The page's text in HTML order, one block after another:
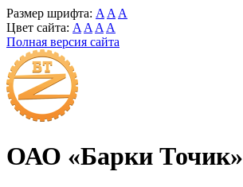
Размер шрифта: A A A
Цвет сайта: A A A A
Полная версия сайта
ОАО «Барки Точик»